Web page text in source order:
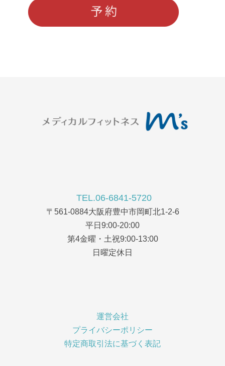
TEL.06-6841-5720
〒561-0884大阪府豊中市岡町北1-2-6
平日9:00-20:00
第4金曜・土祝9:00-13:00
日曜定休日
運営会社
プライバシーポリシー
特定商取引法に基づく表記